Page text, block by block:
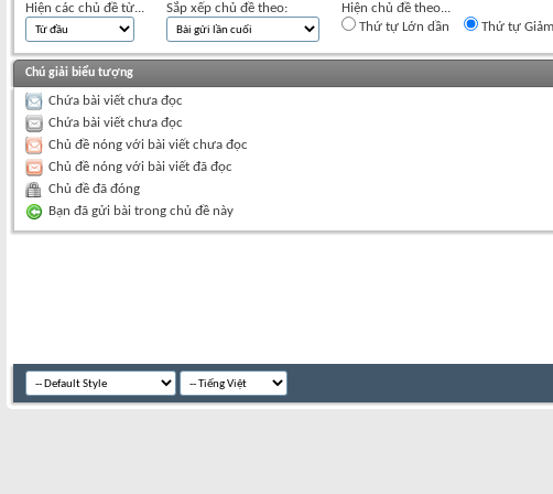
Hiện các chủ đề từ... Sắp xếp chủ đề theo:
Hiện chủ đề theo...
Thứ tự Lớn dần
Thứ tự
Chú giải biểu tượng
Chứa bài viết chưa đọc
Chứa bài viết chưa đọc
Chủ đề nóng với bài viết chưa đọc
Chủ đề nóng với bài viết đã đọc
Chủ đề đã đóng
Bạn đã gửi bài trong chủ đề này